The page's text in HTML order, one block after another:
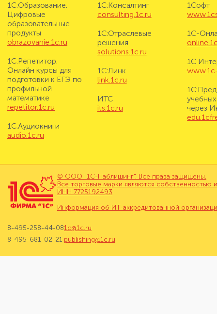
1С:Образование.
Цифровые
образовательные
продукты
obrazovanie.1c.ru
1С:Репетитор.
Онлайн курсы для
подготовки к ЕГЭ по
профильной
математике
repetitor.1c.ru
1С:Аудиокниги
audio.1c.ru
1С:Консалтинг
consulting.1c.ru
1С:Отраслевые
решения
solutions.1c.ru
1С:Линк
link.1c.ru
ИТС
its.1c.ru
1Софт
1С-
1С
через
© ООО "1С-Паблишинг". Все права защищены.
Все торговые марки являются собственностью
ИНН 7725192493
Информация об ИТ-аккредитованной
8-495-258-44-08
8-495-681-02-21
1c@1c.ru
publishing@1c.ru